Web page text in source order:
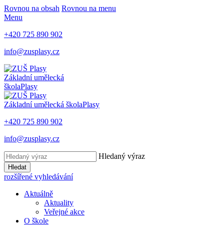
Rovnou na obsah Rovnou na menu
Menu
+420 725 890 902
info@zusplasy.cz
Základní umělecká
školaPlasy
Základní umělecká školaPlasy
+420 725 890 902
info@zusplasy.cz
Hledaný výraz
Hledat
rozšířené vyhledávání
Aktuálně
Aktuality
Veřejné akce
O škole